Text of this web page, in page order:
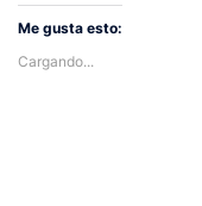
(Se
abre
una
(Se
abre
Me gusta esto:
Cargando...